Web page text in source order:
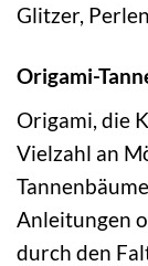
Glitzer,
Origami-
Origami, die
Vielzahl an
Anleitungen
durch den